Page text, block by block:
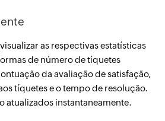
as respectivas estatísticas
de número de tíquetes
da avaliação de satisfação,
tíquetes e o tempo de resolução.
atualizados instantaneamente.